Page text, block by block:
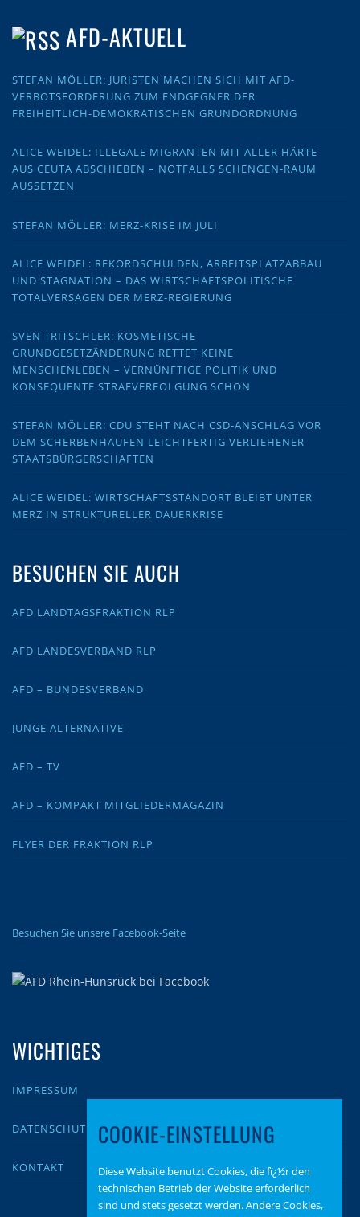
AFD-AKTUELL
STEFAN MÖLLER: JURISTEN MACHEN SICH MIT AFD-
VERBOTSFORDERUNG ZUM ENDGEGNER DER
FREIHEITLICH-DEMOKRATISCHEN GRUNDORDNUNG
ALICE WEIDEL: ILLEGALE MIGRANTEN MIT ALLER HÄRTE
AUS CEUTA ABSCHIEBEN – NOTFALLS SCHENGEN-RAUM
AUSSETZEN
STEFAN MÖLLER: MERZ-KRISE IM JULI
ALICE WEIDEL: REKORDSCHULDEN, ARBEITSPLATZABBAU
UND STAGNATION – DAS WIRTSCHAFTSPOLITISCHE
TOTALVERSAGEN DER MERZ-REGIERUNG
SVEN TRITSCHLER: KOSMETISCHE
GRUNDGESETZÄNDERUNG RETTET KEINE
MENSCHENLEBEN – VERNÜNFTIGE POLITIK UND
KONSEQUENTE STRAFVERFOLGUNG SCHON
STEFAN MÖLLER: CDU STEHT NACH CSD-ANSCHLAG VOR
DEM SCHERBENHAUFEN LEICHTFERTIG VERLIEHENER
STAATSBÜRGERSCHAFTEN
ALICE WEIDEL: WIRTSCHAFTSSTANDORT BLEIBT UNTER
MERZ IN STRUKTURELLER DAUERKRISE
BESUCHEN SIE AUCH
AFD LANDTAGSFRAKTION RLP
AFD LANDESVERBAND RLP
AFD – BUNDESVERBAND
JUNGE ALTERNATIVE
AFD – TV
AFD – KOMPAKT MITGLIEDERMAGAZIN
FLYER DER FRAKTION RLP
Besuchen Sie unsere Facebook-Seite
WICHTIGES
IMPRESSUM
DATENSCHUTZ
KONTAKT
COOKIE-EINSTELLUNG
Diese Website benutzt Cookies, die fï¿½r den
technischen Betrieb der Website erforderlich
sind und stets gesetzt werden. Andere Cookies,